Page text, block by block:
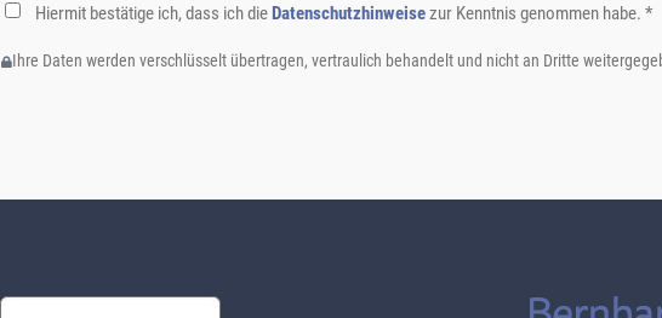
Hiermit bestätige ich, dass ich dieDatenschutzhinweisezur Kenntnis genommen habe. *
Ihre Daten werden verschlüsselt übertragen, vertraulich behandelt und nicht an Dritte